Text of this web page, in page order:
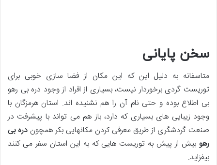
سخن پایانی
متاسفانه به دلیل این که این مکان از فضا سازی خوبی برای
توریست گردی برخوردار نیست، بسیاری از افراد از وجود دره بی رهو
بی اطلاع بوده و حتی نام آن را هم نشنیده ­اند. استان هرمزگان با
وجود زیبایی­ های بسیاری که دارد، باز هم می­ تواند با پیشرفت در
صنعت گردشگری از طریق معرفی کردن مکان­هایی بکر همچون دره بی
رهو بیش از پیش به توریست­ هایی که به این استان سفر می ­کنند
بیفزاید.